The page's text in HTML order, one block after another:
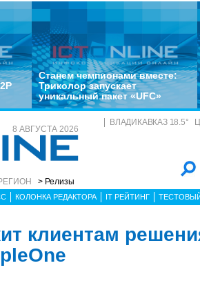
Станем чемпионами вместе:
Триколор запускает
уникальный пакет «UFC»
8 АВГУСТА 2026
> Релизы
ВЛАДИКАВКАЗ 18.5°
КОЛОНКА РЕДАКТОРА IT РЕЙТИНГ
клиентам